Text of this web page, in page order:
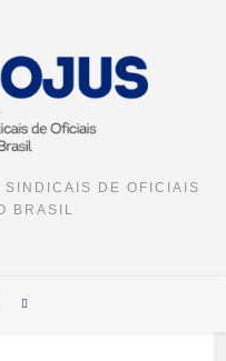
SINDICAIS DE OFICIAIS
BRASIL